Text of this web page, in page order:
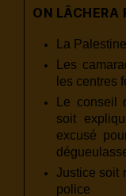
ON LÂCHERA
La
Les
les centres
Le
soit
excusé
Justice soit
police